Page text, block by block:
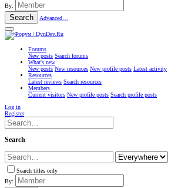
By:
Search Advanced…
Forums
New posts Search forums
What's new
New posts New resources New profile posts Latest activity
Resources
Latest reviews Search resources
Members
Current visitors New profile posts Search profile posts
Log in
Register
Search
Search titles only
By: